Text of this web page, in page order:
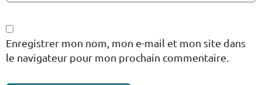
Enregistrer mon nom, mon e-mail et mon site dans
le navigateur pour mon prochain commentaire.